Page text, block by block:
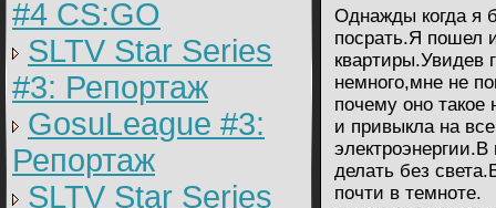
#4 CS:GO
SLTV Star Series
#3: Репортаж
GosuLeague #3:
Репортаж
SLTV Star Series
Однажды когда я
посрать.Я пошел
квартиры.Увидев
немного,мне не
почему оно такое
и привыкла на
электроэнергии.В
делать без
почти в темноте.